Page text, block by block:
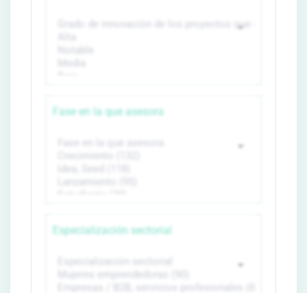
Fase en la que asesora
Especialización sectorial